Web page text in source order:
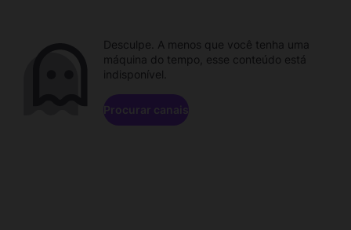
Desculpe. A menos que você tenha uma
máquina do tempo, esse conteúdo está
indisponível.
Procurar canais